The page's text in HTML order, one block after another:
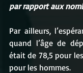
par rapport aux
Par ailleurs,
quand l’âge de
était de 78,5 pour
pour les hommes.